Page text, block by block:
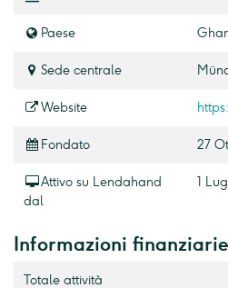
Paese
Sede centrale
Website
Fondato 27
Attivo su Lendahand
dal
1
Informazioni
Totale attività